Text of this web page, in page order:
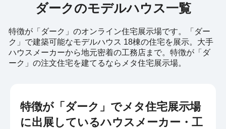
ダークのモデルハウス一覧
特徴が「ダーク」のオンライン住宅展示場です。「ダー
ク」で建築可能なモデルハウス 18棟の住宅を展示。大手
ハウスメーカーから地元密着の工務店まで。特徴が「ダ
ーク」の注文住宅を建てるならメタ住宅展示場。
特徴が「ダーク」でメタ住宅展示場
に出展しているハウスメーカー・工